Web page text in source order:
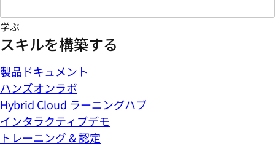
学ぶ
スキルを構築する
製品ドキュメント
ハンズオンラボ
Hybrid Cloud ラーニングハブ
インタラクティブデモ
トレーニング & 認定